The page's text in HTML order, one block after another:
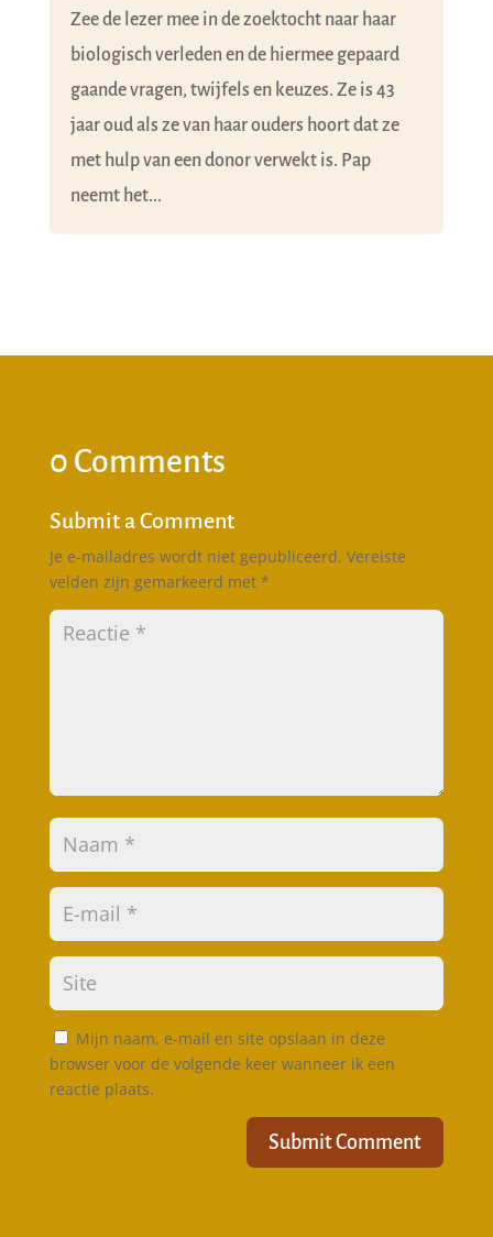
Zee de lezer mee in de zoektocht naar haar
biologisch verleden en de hiermee gepaard
gaande vragen, twijfels en keuzes. Ze is 43
jaar oud als ze van haar ouders hoort dat ze
met hulp van een donor verwekt is. Pap
neemt het...
0 Comments
Submit a Comment
Je e-mailadres wordt niet gepubliceerd. Vereiste
velden zijn gemarkeerd met *
Mijn naam, e-mail en site opslaan in deze
browser voor de volgende keer wanneer ik een
reactie plaats.
Submit Comment